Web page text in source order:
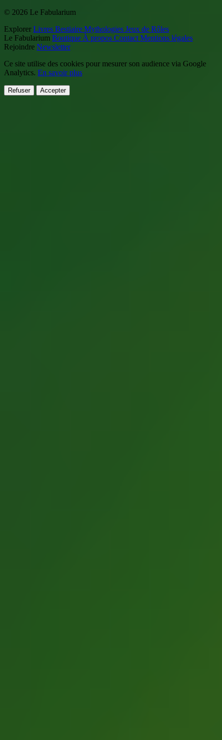
© 2026 Le Fabularium
Explorer Livres Bestiaire Mythologies Jeux de Rôles
Le Fabularium Boutique À propos Contact Mentions légales
Rejoindre Newsletter
Ce site utilise des cookies pour mesurer son audience via Google
Analytics. En savoir plus
Refuser Accepter